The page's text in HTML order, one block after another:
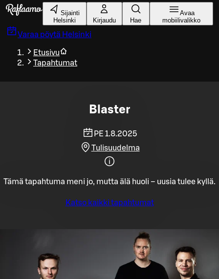
Siirry pääsisältöön
Sijainti
Helsinki
Kirjaudu Hae
Avaa
mobiilivalikko
Varaa pöytä Helsinki
Etusivu
Tapahtumat
Blaster
PE 1.8.2025
Tulisuudelma
Tämä tapahtuma meni jo, mutta älä huoli – uusia tulee kyllä.
Katso kaikki tapahtumat